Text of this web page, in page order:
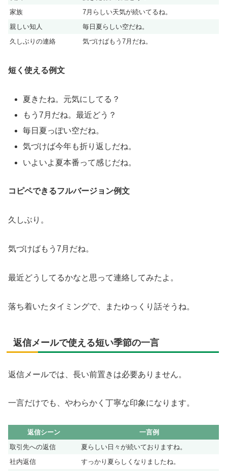
家族
7月らしい天気が続いてるね。
親しい知人
毎日夏らしい空だね。
久しぶりの連絡
気づけばもう7月だね。
短く使える例文
夏きたね。元気にしてる？
もう7月だね。最近どう？
毎日夏っぽい空だね。
気づけば今年も折り返しだね。
いよいよ夏本番って感じだね。
コピペできるフルバージョン例文
久しぶり。
気づけばもう7月だね。
最近どうしてるかなと思って連絡してみたよ。
落ち着いたタイミングで、またゆっくり話そうね。
返信メールで使える短い季節の一言
返信メールでは、長い前置きは必要ありません。
一言だけでも、やわらかく丁寧な印象になります。
返信シーン
一言例
取引先への返信
夏らしい日々が続いておりますね。
社内返信
すっかり夏らしくなりましたね。